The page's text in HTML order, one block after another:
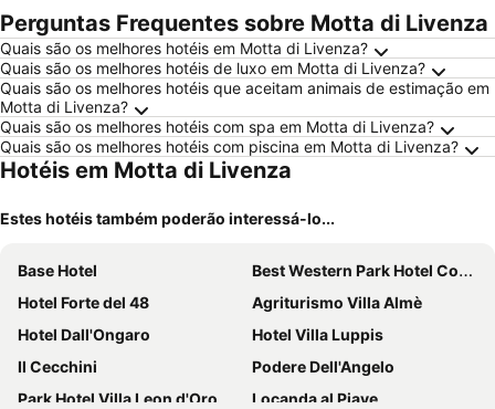
Perguntas Frequentes sobre Motta di Livenza
Quais são os melhores hotéis em Motta di Livenza?
Quais são os melhores hotéis de luxo em Motta di Livenza?
Quais são os melhores hotéis que aceitam animais de estimação em
Motta di Livenza?
Quais são os melhores hotéis com spa em Motta di Livenza?
Quais são os melhores hotéis com piscina em Motta di Livenza?
Hotéis em Motta di Livenza
Estes hotéis também poderão interessá-lo...
Base Hotel
Best Western Park Hotel Continental
Hotel Forte del 48
Agriturismo Villa Almè
Hotel Dall'Ongaro
Hotel Villa Luppis
Il Cecchini
Podere Dell'Angelo
Park Hotel Villa Leon d'Oro
Locanda al Piave